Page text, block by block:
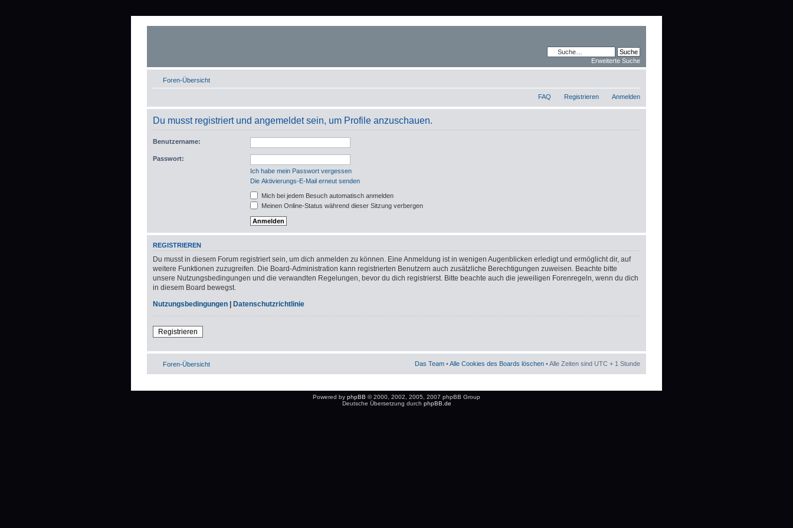
Erweiterte Suche
Foren-Übersicht
FAQ Registrieren Anmelden
Du musst registriert und angemeldet sein, um Profile anzuschauen.
Benutzername:
Passwort:
Ich habe mein Passwort vergessen
Die Aktivierungs-E-Mail erneut senden
Mich bei jedem Besuch automatisch anmelden
Meinen Online-Status während dieser Sitzung verbergen
REGISTRIEREN
Du musst in diesem Forum registriert sein, um dich anmelden zu können. Eine Anmeldung ist in wenigen Augenblicken erledigt und ermöglicht dir, auf
weitere Funktionen zuzugreifen. Die Board-Administration kann registrierten Benutzern auch zusätzliche Berechtigungen zuweisen. Beachte bitte
unsere Nutzungsbedingungen und die verwandten Regelungen, bevor du dich registrierst. Bitte beachte auch die jeweiligen Forenregeln, wenn du dich
in diesem Board bewegst.
Nutzungsbedingungen | Datenschutzrichtlinie
Registrieren
Foren-Übersicht Das Team •Alle Cookies des Boards löschen • Alle Zeiten sind UTC + 1 Stunde
Powered by phpBB © 2000, 2002, 2005, 2007 phpBB Group
Deutsche Übersetzung durch phpBB.de